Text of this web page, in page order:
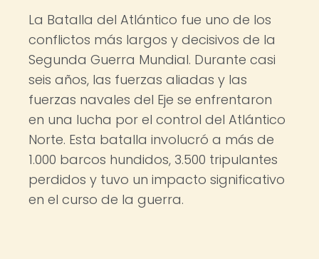
La Batalla del Atlántico fue uno de los
conflictos más largos y decisivos de la
Segunda Guerra Mundial. Durante casi
seis años, las fuerzas aliadas y las
fuerzas navales del Eje se enfrentaron
en una lucha por el control del Atlántico
Norte. Esta batalla involucró a más de
1.000 barcos hundidos, 3.500 tripulantes
perdidos y tuvo un impacto significativo
en el curso de la guerra.